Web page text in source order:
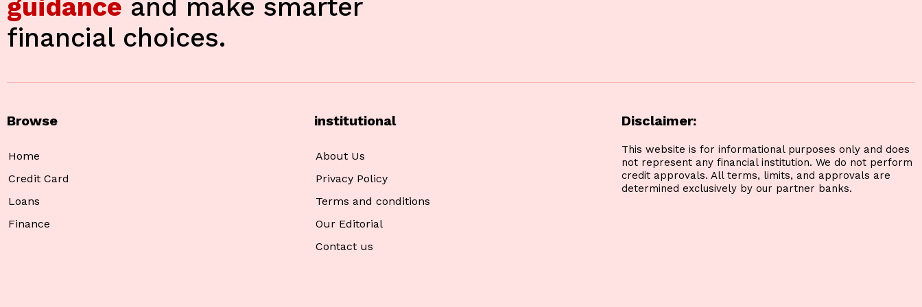
guidance and make smarter
financial choices.
Browse
Home
Credit Card
Loans
Finance
institutional
About Us
Privacy Policy
Terms and conditions
Our Editorial
Contact us
Disclaimer:
This website is for informational purposes only and does
not represent any financial institution. We do not perform
credit approvals. All terms, limits, and approvals are
determined exclusively by our partner banks.